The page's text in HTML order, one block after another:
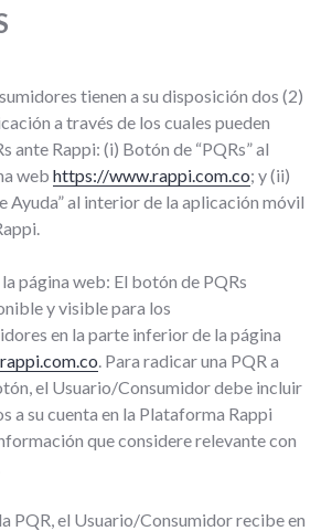
tienen a su disposición dos (2)
a través de los cuales pueden
ante Rappi: (i) Botón de “PQRs” al
web https://www.rappi.com.co; y (ii)
Ayuda” al interior de la aplicación móvil
página web: El botón de PQRs
y visible para los
en la parte inferior de la página
. Para radicar una PQR a
el Usuario/Consumidor debe incluir
a su cuenta en la Plataforma Rappi
que considere relevante con
PQR, el Usuario/Consumidor recibe en